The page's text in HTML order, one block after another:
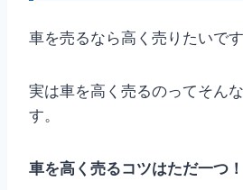
車を売るなら高く売りたいです
実は車を高く売るのってそん
す。
車を高く売るコツはただ一つ！